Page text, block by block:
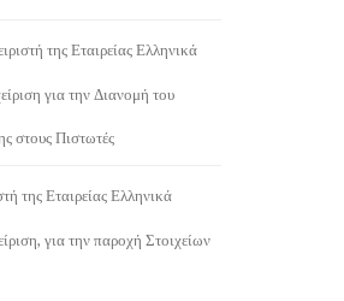
της Εταιρείας Ελληνικά
για την Διανομή του
στους Πιστωτές
της Εταιρείας Ελληνικά
για την παροχή Στοιχείων